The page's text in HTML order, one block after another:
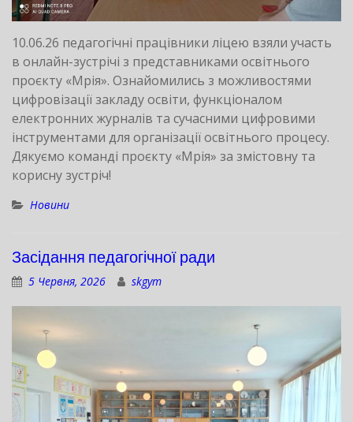
10.06.26 педагогічні працівники ліцею взяли участь
в онлайн-зустрічі з представниками освітнього
проєкту «Мрія». Ознайомились з можливостями
цифровізації закладу освіти, функціоналом
електронних журналів та сучасними цифровими
інструментами для організації освітнього процесу.
Дякуємо команді проєкту «Мрія» за змістовну та
корисну зустріч!
Новини
Засідання педагогічної ради
5 Червня, 2026 skgym